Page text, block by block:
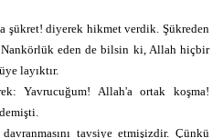
şükret! diyerek hikmet verdik. Şükreden
eden de bilsin ki, Allah hiçbir
layıktır.
Yavrucuğum! Allah'a ortak koşma!
tavsiye etmişizdir. Çünkü